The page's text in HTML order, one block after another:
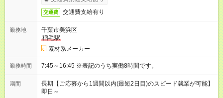
交通費 交通費支給有り
勤務地
千葉市美浜区
稲毛駅
素材系メーカー
勤務時間 7:45～16:45 ※表記のうち実働8時間です。
期間
長期【ご応募から1週間以内(最短2日目)のスピード就業が可能】
即日～